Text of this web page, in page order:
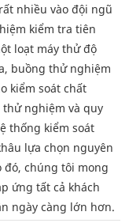
nhiều vào đội ngũ
kiểm tra tiên
loạt máy thử độ
buồng thử nghiệm
kiểm soát chất
thử nghiệm và quy
thống kiểm soát
lựa chọn nguyên
đó, chúng tôi mong
ứng tất cả khách
ngày càng lớn hơn.